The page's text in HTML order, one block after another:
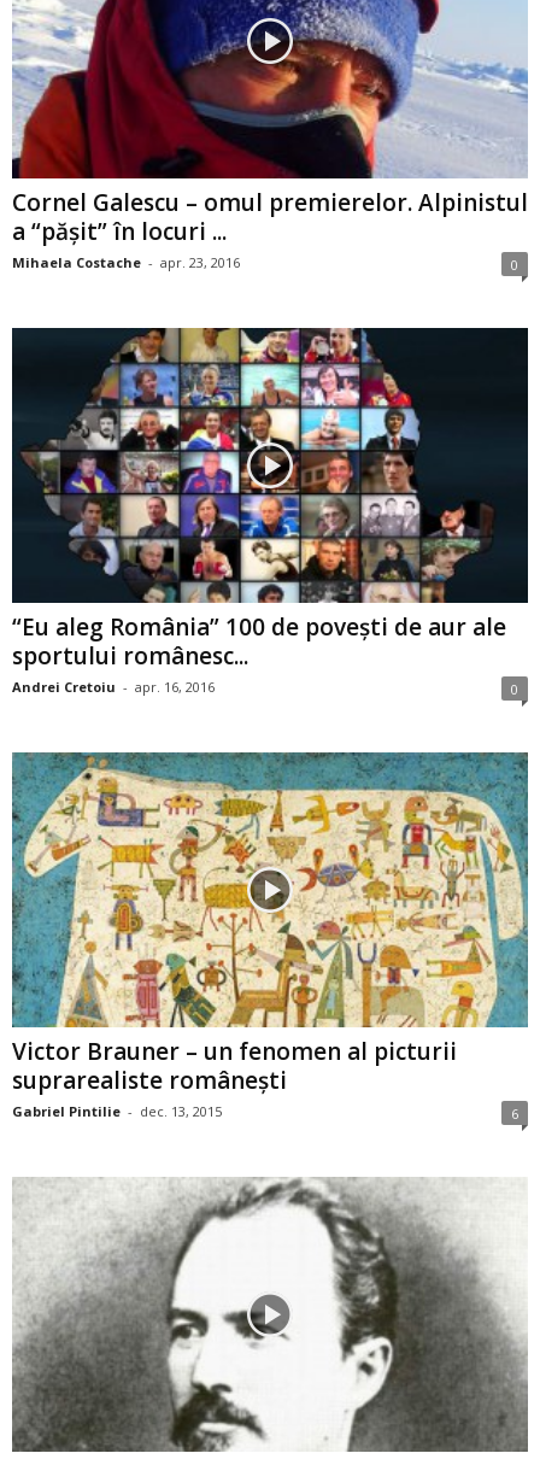
Cornel Galescu – omul premierelor. Alpinistul
a “păşit” în locuri ...
Mihaela Costache - apr. 23, 2016 0
“Eu aleg România” 100 de poveşti de aur ale
sportului românesc...
Andrei Cretoiu - apr. 16, 2016 0
Victor Brauner – un fenomen al picturii
suprarealiste româneşti
Gabriel Pintilie - dec. 13, 2015 6